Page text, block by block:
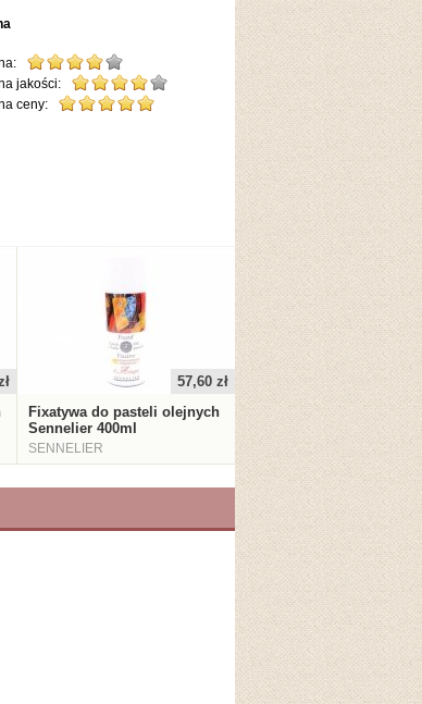
jakości:
ceny:
57,60 zł
Fixatywa do pasteli olejnych
Sennelier 400ml
SENNELIER